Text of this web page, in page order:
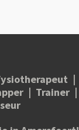
|
| Trainer |